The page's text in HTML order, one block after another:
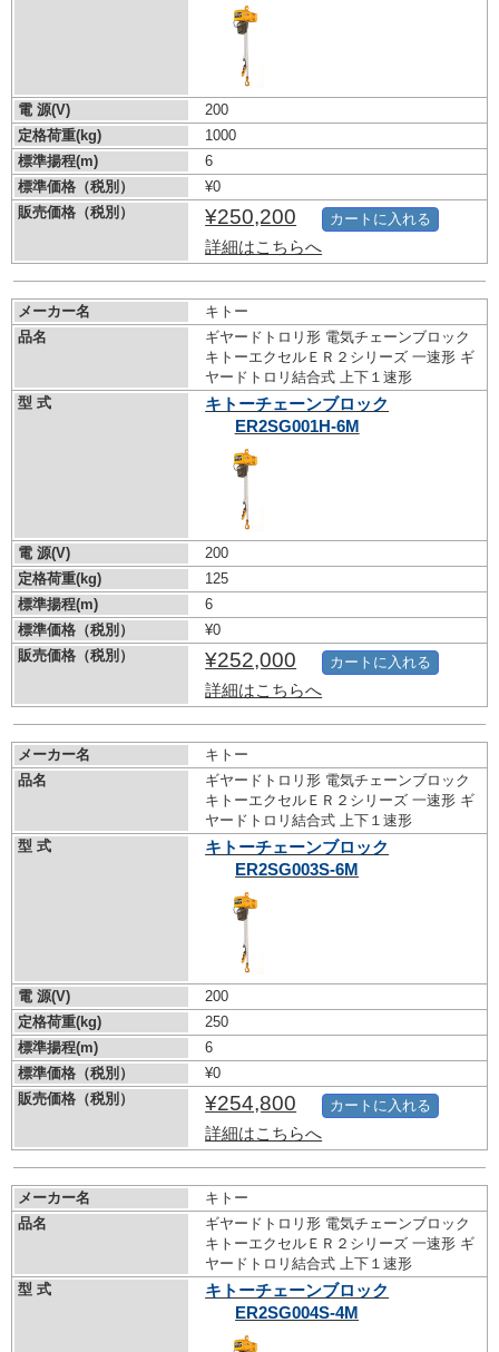
電 源(V)
200
定格荷重(kg)
1000
標準揚程(m)
6
標準価格（税別）
¥0
販売価格（税別）
¥250,200
詳細はこちらへ
カートに入れる
メーカー名
キトー
品名
ギヤードトロリ形 電気チェーンブロック
キトーエクセルＥＲ２シリーズ 一速形 ギ
ヤードトロリ結合式 上下１速形
型 式
キトーチェーンブロック
ER2SG001H-6M
電 源(V)
200
定格荷重(kg)
125
標準揚程(m)
6
標準価格（税別）
¥0
販売価格（税別）
¥252,000
詳細はこちらへ
カートに入れる
メーカー名
キトー
品名
ギヤードトロリ形 電気チェーンブロック
キトーエクセルＥＲ２シリーズ 一速形 ギ
ヤードトロリ結合式 上下１速形
型 式
キトーチェーンブロック
ER2SG003S-6M
電 源(V)
200
定格荷重(kg)
250
標準揚程(m)
6
標準価格（税別）
¥0
販売価格（税別）
¥254,800
詳細はこちらへ
カートに入れる
メーカー名
キトー
品名
ギヤードトロリ形 電気チェーンブロック
キトーエクセルＥＲ２シリーズ 一速形 ギ
ヤードトロリ結合式 上下１速形
型 式
キトーチェーンブロック
ER2SG004S-4M